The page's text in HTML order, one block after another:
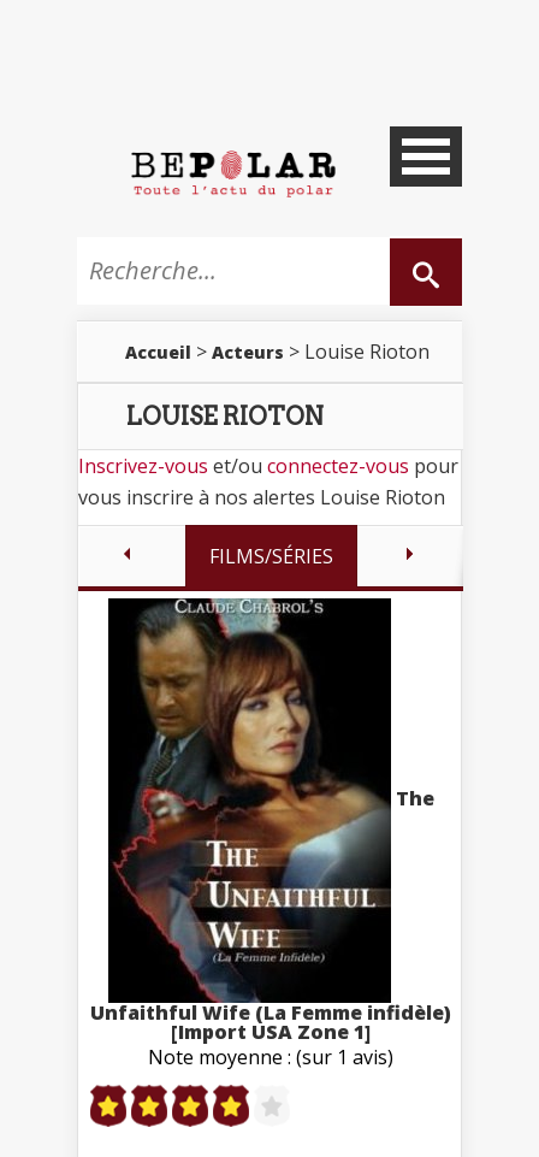
Accueil > Acteurs > Louise Rioton
LOUISE RIOTON
Inscrivez-vous et/ou connectez-vous pour
vous inscrire à nos alertes Louise Rioton
FILMS/SÉRIES
The
Unfaithful Wife (La Femme infidèle)
[Import USA Zone 1]
Note moyenne : (sur 1 avis)